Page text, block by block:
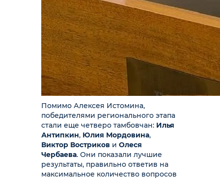
Помимо Алексея Истомина,
победителями регионального этапа
стали еще четверо тамбовчан: Илья
Антипкин, Юлия Мордовина,
Виктор Востриков и Олеся
Чербаева. Они показали лучшие
результаты, правильно ответив на
максимальное количество вопросов